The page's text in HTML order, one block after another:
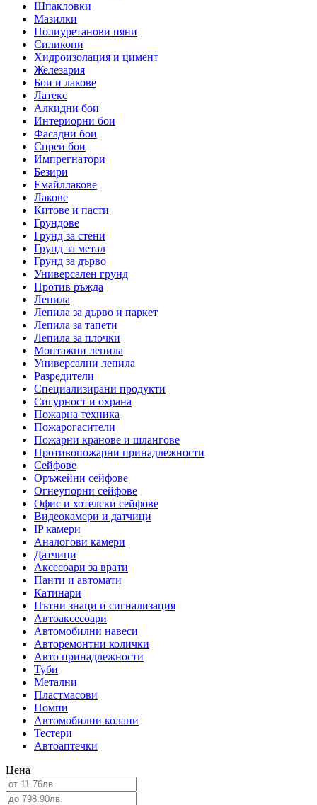
Шпакловки
Мазилки
Полиуретанови пяни
Силикони
Хидроизолация и цимент
Железария
Бои и лакове
Латекс
Алкидни бои
Интериорни бои
Фасадни бои
Спреи бои
Импрегнатори
Безири
Емайллакове
Лакове
Китове и пасти
Грундове
Грунд за стени
Грунд за метал
Грунд за дърво
Универсален грунд
Против ръжда
Лепила
Лепила за дърво и паркет
Лепила за тапети
Лепила за плочки
Монтажни лепила
Универсални лепила
Разредители
Специализирани продукти
Сигурност и охрана
Пожарна техника
Пожарогасители
Пожарни кранове и шлангове
Противопожарни принадлежности
Сейфове
Оръжейни сейфове
Огнеупорни сейфове
Офис и хотелски сейфове
Видеокамери и датчици
IP камери
Аналогови камери
Датчици
Аксесоари за врати
Панти и автомати
Катинари
Пътни знаци и сигнализация
Автоаксесоари
Автомобилни навеси
Авторемонтни колички
Авто принадлежности
Туби
Метални
Пластмасови
Помпи
Автомобилни колани
Тестери
Автоаптечки
Цена